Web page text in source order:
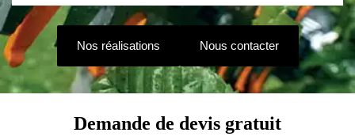
Nos réalisations Nous contacter
Demande de devis gratuit